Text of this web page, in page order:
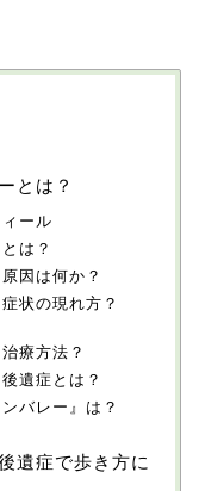
とは？
ール
は？
因は何か？
状の現れ方？
療方法？
遺症とは？
バレー』は？
遺症で歩き方に